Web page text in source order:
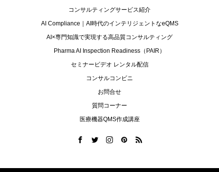
コンサルティングサービス紹介
AI Compliance｜AI時代のインテリジェントなeQMS
AI×専門知識で実現する高品質コンサルティング
Pharma AI Inspection Readiness（PAIR）
セミナービデオ レンタル配信
コンサルコンビニ
お問合せ
質問コーナー
医療機器QMS作成講座